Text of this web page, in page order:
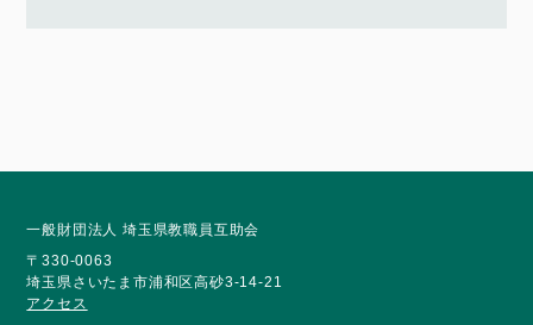
一般財団法人 埼玉県教職員互助会
〒330-0063
埼玉県さいたま市浦和区高砂3-14-21
アクセス